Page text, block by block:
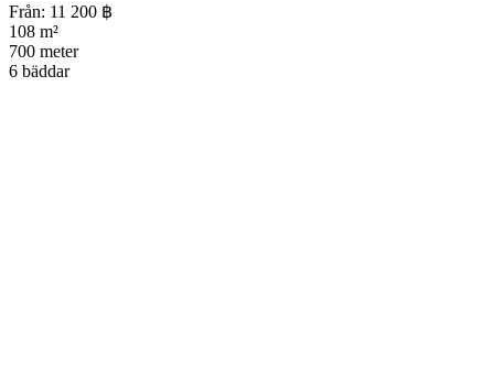
Från: 11 200 ฿
108 m²
700 meter
6 bäddar